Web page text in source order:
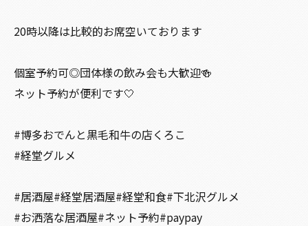
20時以降は比較的お席空いております
個室予約可◎団体様の飲み会も大歓迎🍻
ネット予約が便利です🤍
#博多おでんと黒毛和牛の店くろこ
#経堂グルメ
#居酒屋#経堂居酒屋#経堂和食#下北沢グルメ
#お洒落な居酒屋#ネット予約#paypay